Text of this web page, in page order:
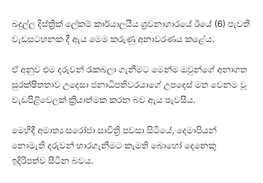
බදුල්ල දිස්ත්‍රික් ලේකම් කාර්යාලයීය ශ්‍රවනාගාරයේ ඊයේ (6) පැවති
වැඩසටහනක දී ඇය මෙම කරුණු අනාවරණය කළේය.
ඒ අනුව එම දරුවන් රැකබලා ගැනීමට මෙන්ම ඔවුන්ගේ අනාගත
සුරක්ෂිතතාව උදෙසා ජනාධිපතිවරයාගේ උපදෙස් මත වෙනම වූ
වැඩපිළිවෙලක් ක්‍රියාත්මක කරන බව ඇය පැවසීය.
මෙහිදී අමාත්‍ය සරෝජා සාවිත්‍රි පවසා සිටියේ, දෙමාපියන්
නොමැති දරුවන් භාරගැනීමට කැමති බොහෝ දෙනෙකු
ඉදිරිපත්ව සිටින බවය.